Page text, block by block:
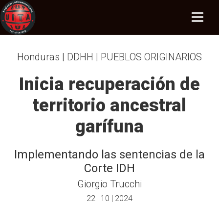
Honduras | DDHH | PUEBLOS ORIGINARIOS
Inicia recuperación de
territorio ancestral
garífuna
Implementando las sentencias de la
Corte IDH
Giorgio Trucchi
22 | 10 | 2024